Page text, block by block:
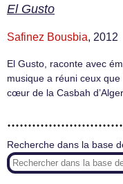
El Gusto
Safinez Bousbia, 2012
El Gusto, raconte avec
musique a réuni ceux que
cœur de la Casbah
Recherche dans la base